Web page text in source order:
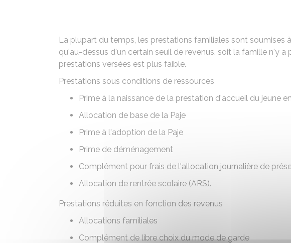
La plupart du temps, les prestations familiales sont soumises
qu'au-dessus d'un certain seuil de revenus, soit la famille n'y
prestations versées est plus faible.
Prestations sous conditions de ressources
Prime à la naissance de la prestation d'accueil du jeune
Allocation de base de la Paje
Prime à l'adoption de la Paje
Prime de déménagement
Complément pour frais de l'allocation journalière de
Allocation de rentrée scolaire (ARS).
Prestations réduites en fonction des revenus
Allocations familiales
Complément de libre choix du mode de garde